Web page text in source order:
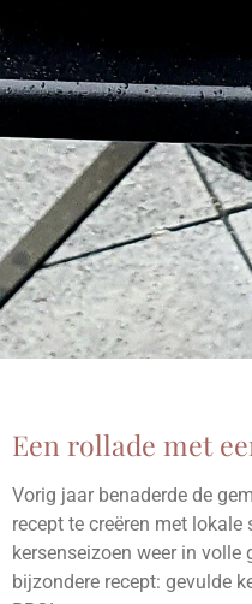
Een rollade met
Vorig jaar benaderde de
recept te creëren met
kersenseizoen weer in volle
bijzondere recept: gevulde